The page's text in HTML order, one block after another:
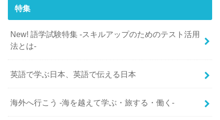
特集
New! 語学試験特集 -スキルアップのためのテスト活用
法とは-
英語で学ぶ日本、英語で伝える日本
海外へ行こう -海を越えて学ぶ・旅する・働く-